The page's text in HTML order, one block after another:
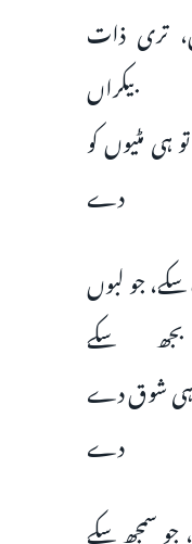
تری ذات
ہی مٹیوں کو
جو لبوں
سکے
وہی شوق دے
دے
سمجھ سکے